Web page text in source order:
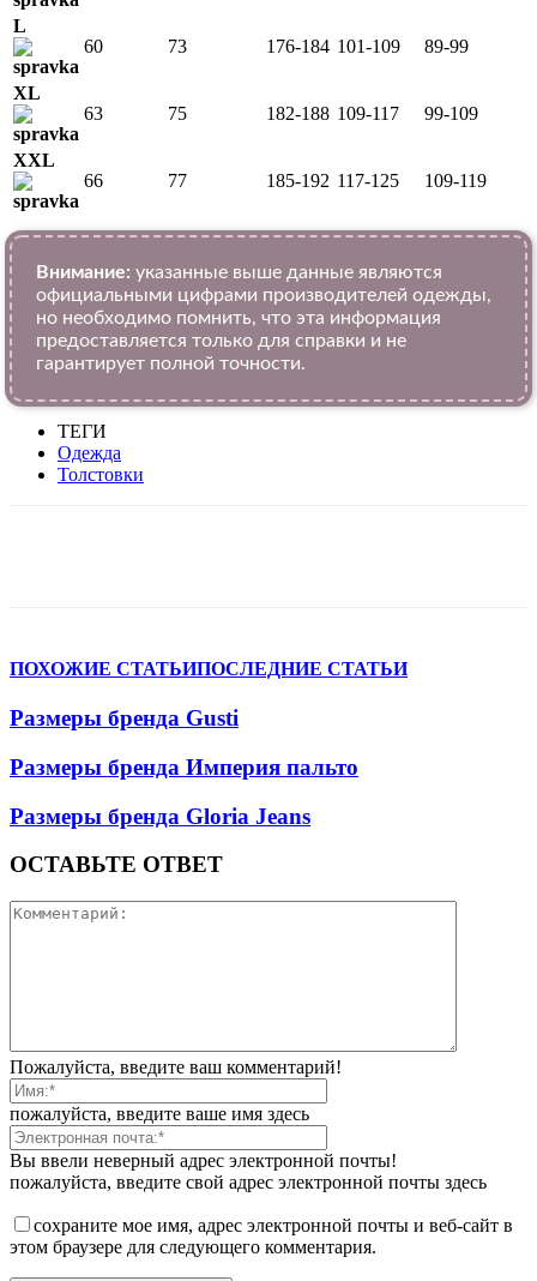
L
60
73 176-184 101-109 89-99
XL
63
75 182-188 109-117 99-109
XXL
66
77 185-192 117-125 109-119
Внимание: указанные выше данные являются
официальными цифрами производителей одежды,
но необходимо помнить, что эта информация
предоставляется только для справки и не
гарантирует полной точности.
ТЕГИ
Одежда
Толстовки
ПОХОЖИЕ СТАТЬИПОСЛЕДНИЕ СТАТЬИ
Размеры бренда Gusti
Размеры бренда Империя пальто
Размеры бренда Gloria Jeans
ОСТАВЬТЕ ОТВЕТ
Пожалуйста, введите ваш комментарий!
пожалуйста, введите ваше имя здесь
Вы ввели неверный адрес электронной почты!
пожалуйста, введите свой адрес электронной почты здесь
сохраните мое имя, адрес электронной почты и веб-сайт в
этом браузере для следующего комментария.